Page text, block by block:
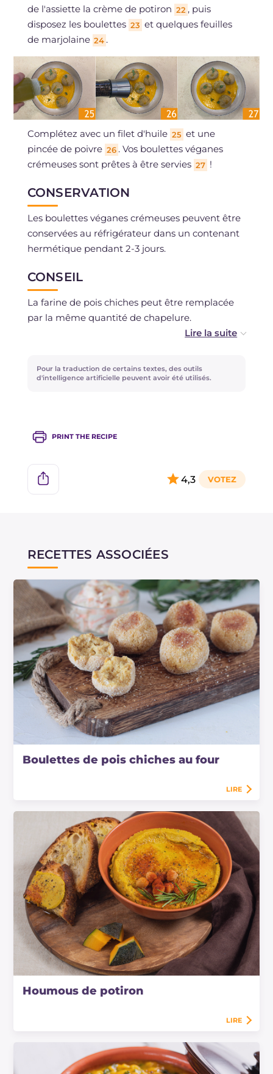
de l'assiette la crème de potiron 22 , puis
disposez les boulettes 23 et quelques feuilles
de marjolaine 24 .
Complétez avec un filet d'huile 25 et une
pincée de poivre 26 . Vos boulettes véganes
crémeuses sont prêtes à être servies 27 !
CONSERVATION
Les boulettes véganes crémeuses peuvent être
conservées au réfrigérateur dans un contenant
hermétique pendant 2-3 jours.
CONSEIL
La farine de pois chiches peut être remplacée
par la même quantité de chapelure.
pouvez l'omettre.
pouvez cuire les boulettes à la poêle pendant
environ 10 minutes, en les retournant de temps
Pour la traduction de certains textes, des outils
d'intelligence artificielle peuvent avoir été utilisés.
PRINT THE RECIPE
4,3
RECETTES ASSOCIÉES
Boulettes de pois chiches au four
LIRE
Houmous de potiron
LIRE